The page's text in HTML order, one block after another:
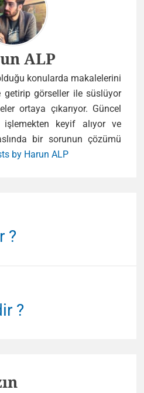
ALP
konularda makalelerini
görseller ile süslüyor
ortaya çıkarıyor. Güncel
işlemekten keyif alıyor ve
bir sorunun çözümü
by Harun ALP
?
?